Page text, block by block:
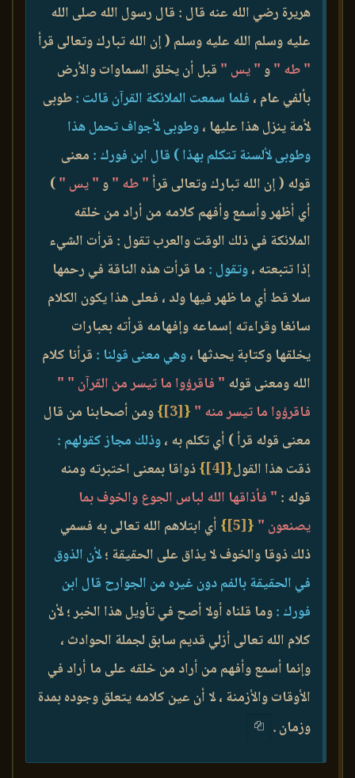
هريرة رضي الله عنه قال : قال رسول الله صلى الله
عليه وسلم الله عليه وسلم ( إن الله تبارك وتعالى قرأ
" طه "و" يس " قبل أن يخلق السماوات والأرض
بألفي عام ، فلما سمعت الملائكة القرآن قالت :طوبى
لأمة ينزل هذا عليها ،وطوبى لأجواف تحمل هذا
وطوبى لألسنة تتكلم بهذا ) قال ابن فورك : معنى
قوله ( إن الله تبارك وتعالى قرأ " طه "و" يس ")
أي أظهر وأسمع وأفهم كلامه من أراد من خلقه
الملائكة في ذلك الوقت والعرب تقول : قرأت الشيء
إذا تتبعته ،وتقول : ما قرأت هذه الناقة في رحمها
سلا قط أي ما ظهر فيها ولد ، فعلى هذا يكون الكلام
سائغا وقراءته إسماعه وإفهامه قرأته بعبارات
يخلقها وكتابة يحدثها ،وهي معنى قولنا : قرأنا كلام
الله ومعنى قوله " فاقرؤوا ما تيسر من القرآن " "
فاقرؤوا ما تيسر منه " {
[3]
}ومن أصحابنا من قال
معنى قوله قرأ ) أي تكلم به ،وذلك مجاز كقولهم :
ذقت هذا القول{
[4]
}ذواقا بمعنى اختبرته ومنه
قوله : " فأذاقها الله لباس الجوع والخوف بما
يصنعون " {
[5]
} أي ابتلاهم الله تعالى به فسمي
ذلك ذوقا والخوف لا يذاق على الحقيقة ؛لأن الذوق
في الحقيقة بالفم دون غيره من الجوارح قال ابن
فورك :وما قلناه أولا أصح في تأويل هذا الخبر ؛ لأن
كلام الله تعالى أزلي قديم سابق لجملة الحوادث ،
وإنما أسمع وأفهم من أراد من خلقه على ما أراد في
الأوقات والأزمنة ، لا أن عين كلامه يتعلق وجوده بمدة
وزمان .